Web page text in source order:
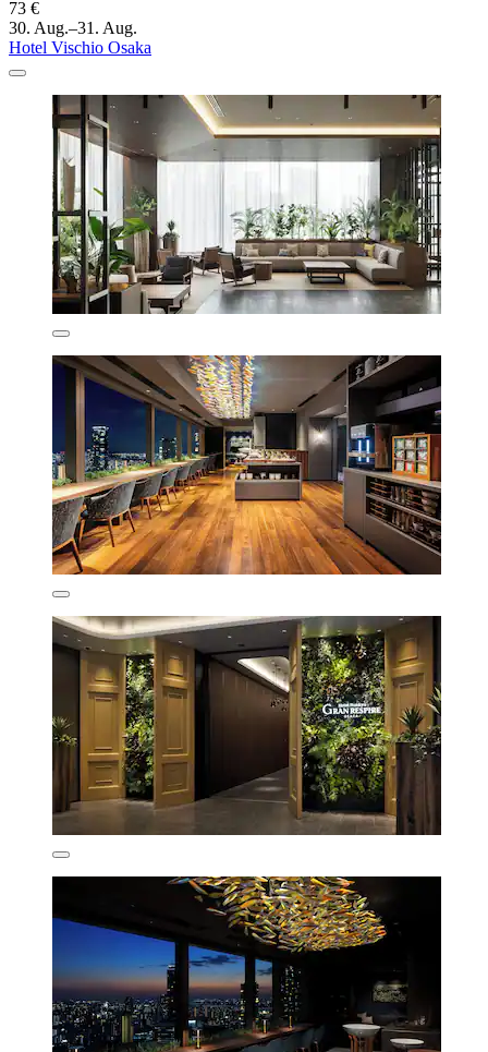
73 €
30. Aug.–31. Aug.
Hotel Vischio Osaka